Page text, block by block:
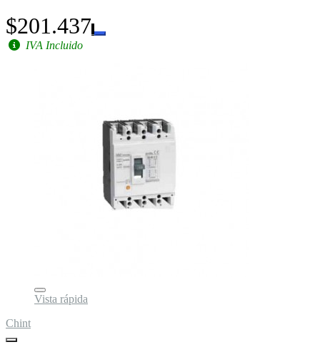
$201.437
IVA Incluido
Vista rápida
Chint